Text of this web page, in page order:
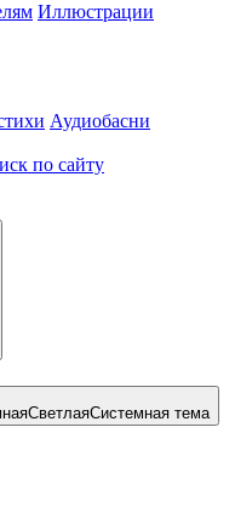
Иллюстрации
Аудиобасни
по сайту
СветлаяСистемная тема